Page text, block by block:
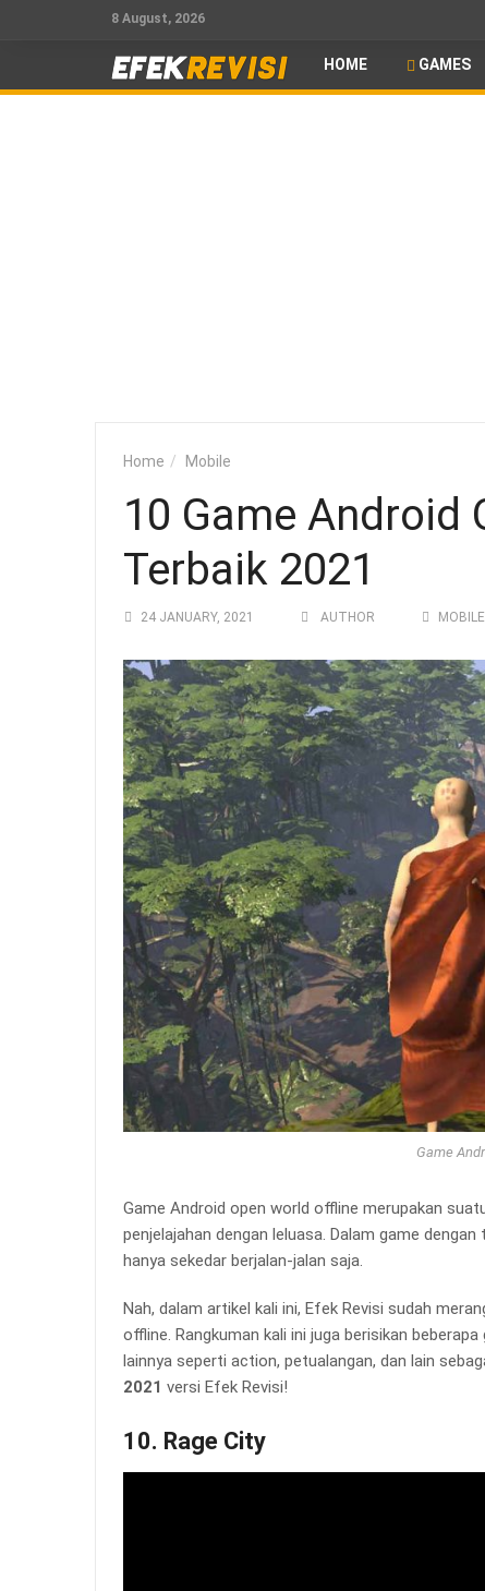
8 August, 2026
HOME GAMES
Home Mobile
10 Game Android
Terbaik 2021
24 JANUARY, 2021 AUTHOR MOBILE
Game
Game Android open world offline merupakan
penjelajahan dengan leluasa. Dalam game
hanya sekedar berjalan-jalan saja.
Nah, dalam artikel kali ini, Efek Revisi sudah
offline. Rangkuman kali ini juga berisikan
lainnya seperti action, petualangan, dan lain
2021 versi Efek Revisi!
10. Rage City